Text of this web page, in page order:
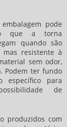
pode
que a torna
quando são
mas resistente à
sem odor,
Podem ter fundo
específico para
de
produzidos com